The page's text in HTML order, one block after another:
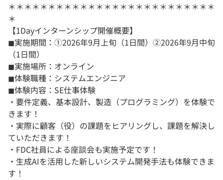
＊＊＊＊＊＊＊＊＊＊＊＊＊＊＊＊＊＊＊＊＊＊＊＊＊＊
＊
【1Dayインターンシップ開催概要】
◼︎実施期間：①2026年9月上旬（1日間）②2026年9月中旬
（1日間）
◼︎実施場所：オンライン
◼︎体験職種：システムエンジニア
◼︎体験内容：SE仕事体験
・要件定義、基本設計、製造（プログラミング）を体験で
きます！
・実際に顧客（役）の課題をヒアリングし、課題を解決し
ていただきます！
・FDC社員による座談会も実施予定です！
・生成AIを活用した新しいシステム開発手法も体験できま
す！